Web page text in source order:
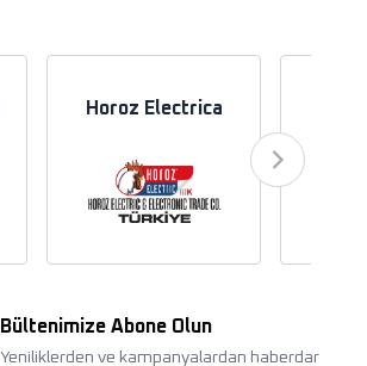
Horoz Electrica
Bültenimize Abone Olun
Yeniliklerden ve kampanyalardan haberdar